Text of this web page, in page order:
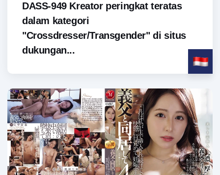
DASS-949 Kreator peringkat teratas
dalam kategori
"Crossdresser/Transgender" di situs
dukungan...